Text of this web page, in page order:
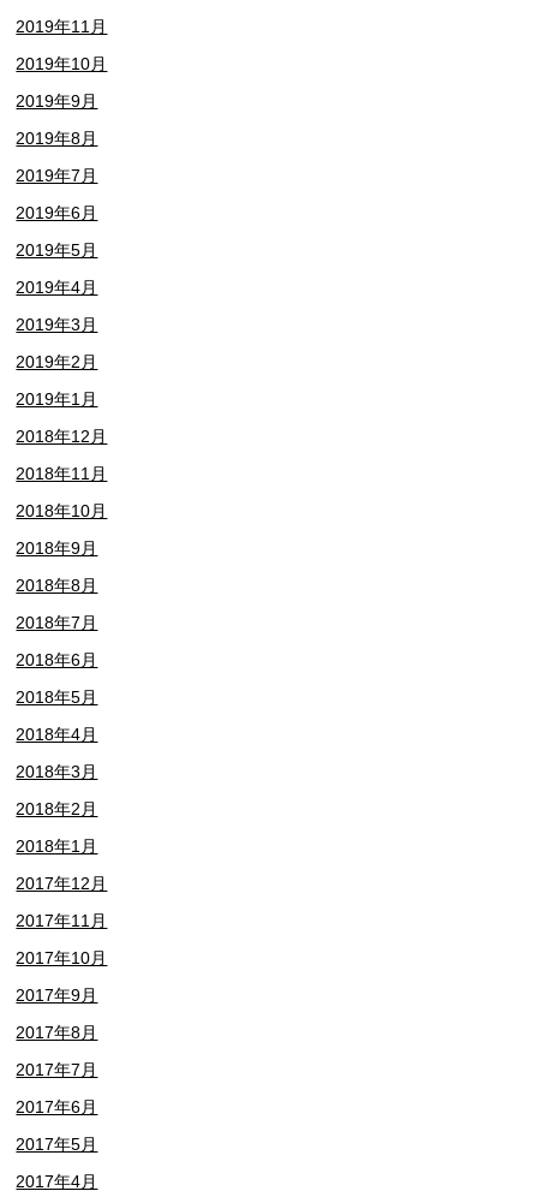
2019年11月
2019年10月
2019年9月
2019年8月
2019年7月
2019年6月
2019年5月
2019年4月
2019年3月
2019年2月
2019年1月
2018年12月
2018年11月
2018年10月
2018年9月
2018年8月
2018年7月
2018年6月
2018年5月
2018年4月
2018年3月
2018年2月
2018年1月
2017年12月
2017年11月
2017年10月
2017年9月
2017年8月
2017年7月
2017年6月
2017年5月
2017年4月